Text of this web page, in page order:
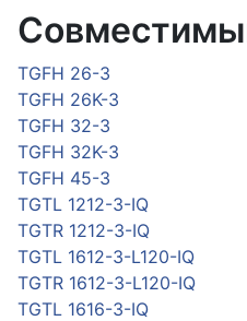
TGFH 26-3
TGFH 26K-3
TGFH 32-3
TGFH 32K-3
TGFH 45-3
TGTL 1212-3-IQ
TGTR 1212-3-IQ
TGTL 1612-3-L120-IQ
TGTR 1612-3-L120-IQ
TGTL 1616-3-IQ